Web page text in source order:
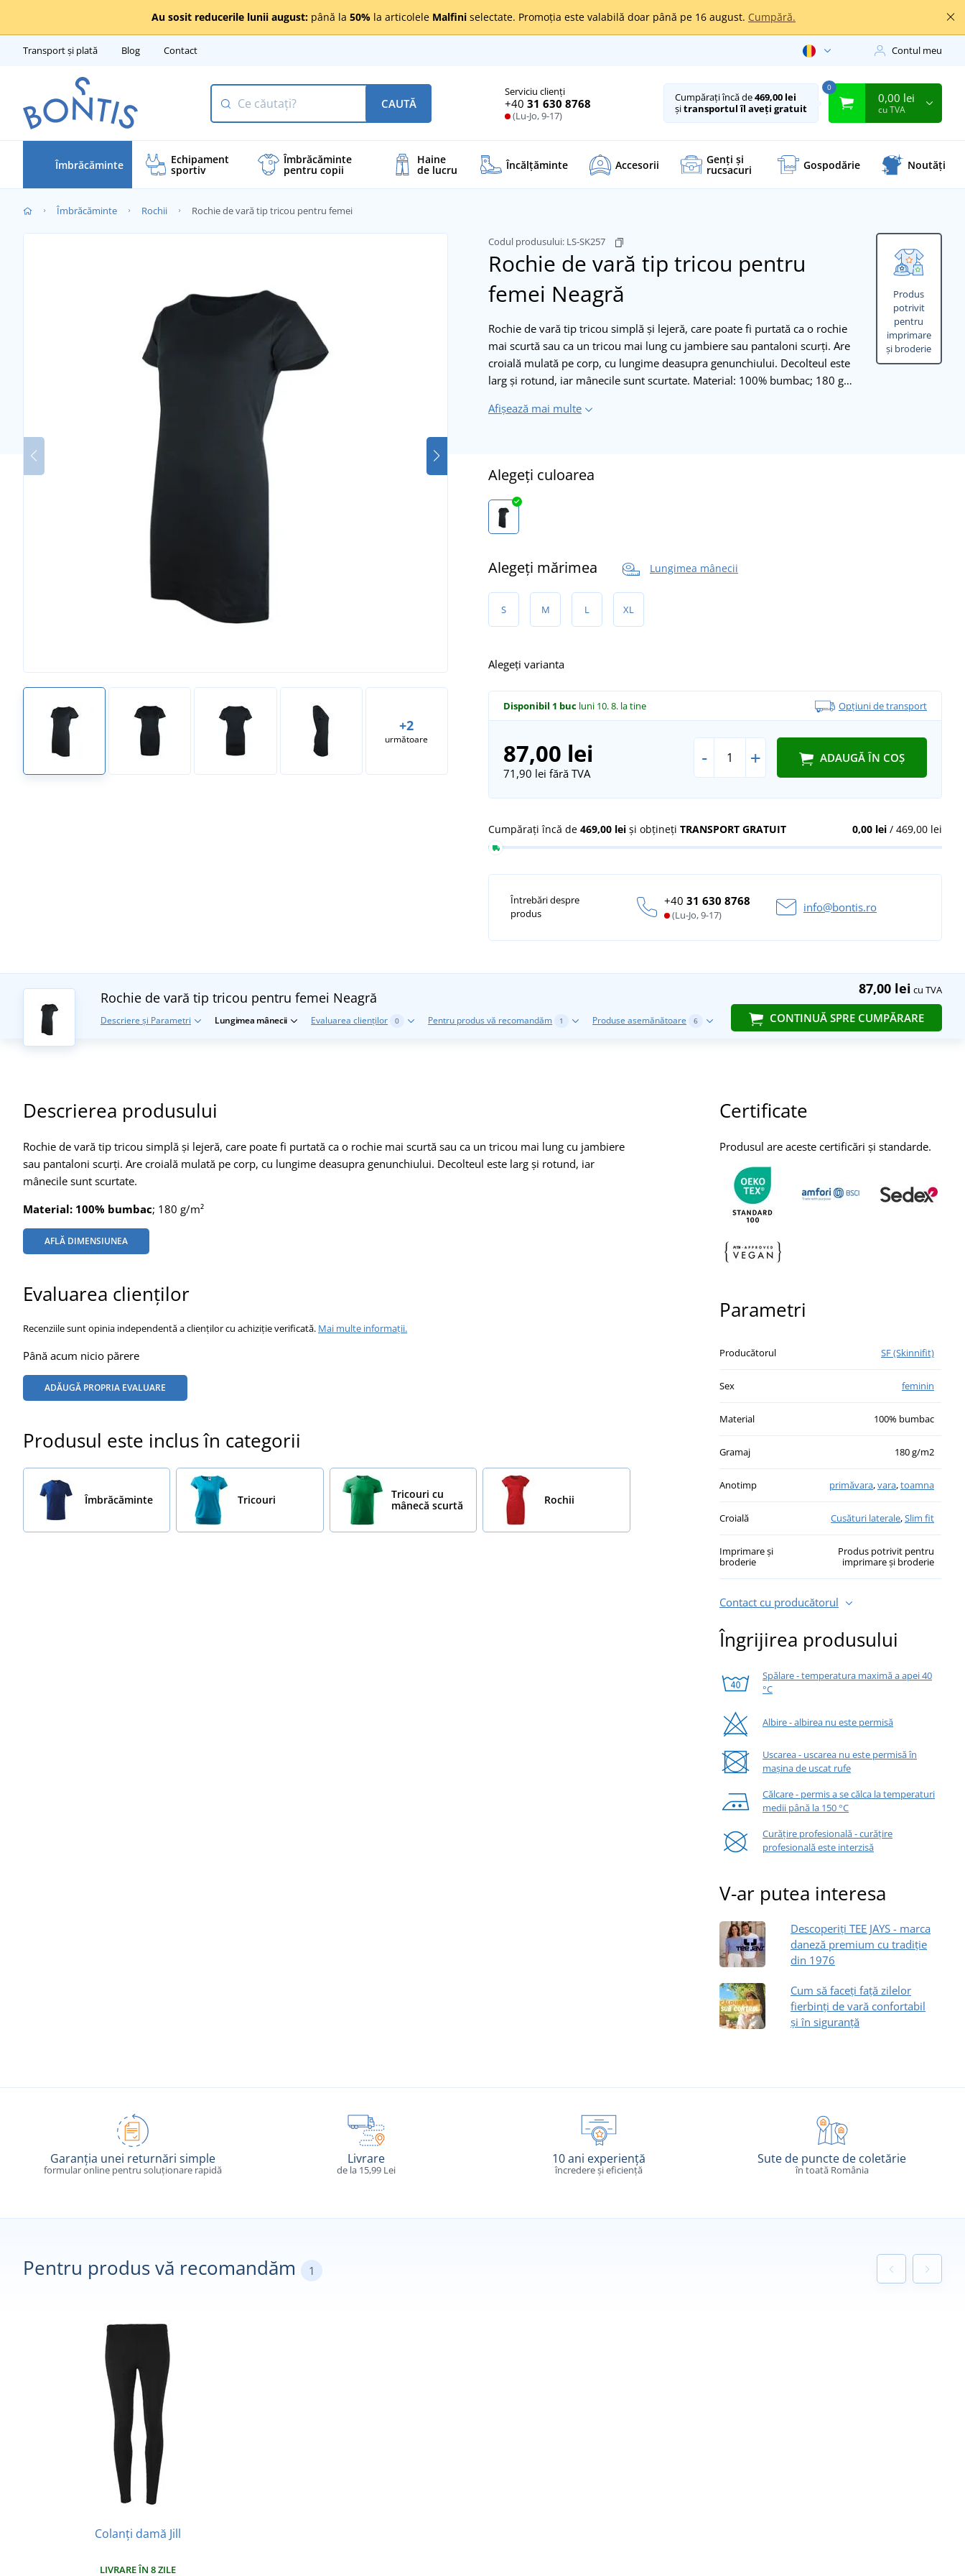
Au sosit reducerile lunii august: până la 50% la articolele Malfini selectate. Promoția este valabilă doar până pe 16 august. Cumpără.
Transport și plată Blog Contact Contul meu
Serviciu clienți
+40 31 630 8768
(Lu-Jo, 9-17)
CAUTĂ Cumpărați încă de469,00 lei
șitransportul îl aveți gratuit
0
0,00 lei
cu TVA
Îmbrăcăminte Echipament
sportiv
Îmbrăcăminte
pentru copii
Haine
de lucru Încălţăminte Accesorii Genți și
rucsacuri Gospodărie Noutăți
Îmbrăcăminte Rochii Rochie de vară tip tricou pentru femei
Produs
potrivit
pentru
imprimare
și broderie
Codul produsului: LS-SK257
Rochie de vară tip tricou pentru
femei Neagră
+2
următoare
Rochie de vară tip tricou simplă și lejeră, care poate fi purtată ca o rochie
mai scurtă sau ca un tricou mai lung cu jambiere sau pantaloni scurți. Are
croială mulată pe corp, cu lungime deasupra genunchiului. Decolteul este
larg și rotund, iar mânecile sunt scurtate. Material: 100% bumbac; 180 g…
Afișează mai multe
Alegeți culoarea
Alegeți mărimea Lungimea mânecii
S M L XL
Alegeți varianta
Disponibil 1 buc luni 10. 8. la tine Opțiuni de transport
87,00 lei
71,90 lei fără TVA
- + ADAUGĂ ÎN COȘ
0,00 lei/ 469,00 lei
Cumpărați încă de 469,00 lei și obțineți TRANSPORT GRATUIT
Întrebări despre
produs
+40 31 630 8768
(Lu-Jo, 9-17)
info@bontis.ro
87,00 lei cu TVA
CONTINUĂ SPRE CUMPĂRARE
Rochie de vară tip tricou pentru femei Neagră
Descriere și Parametri Lungimea mânecii Evaluarea clienților 0 Pentru produs vă recomandăm 1 Produse asemănătoare 6
Descrierea produsului
Rochie de vară tip tricou simplă și lejeră, care poate fi purtată ca o rochie mai scurtă sau ca un tricou mai lung cu jambiere
sau pantaloni scurți. Are croială mulată pe corp, cu lungime deasupra genunchiului. Decolteul este larg și rotund, iar
mânecile sunt scurtate.
Material: 100% bumbac; 180 g/m²
AFLĂ DIMENSIUNEA
Evaluarea clienților
Recenziile sunt opinia independentă a clienților cu achiziție verificată. Mai multe informații.
Până acum nicio părere
ADĂUGĂ PROPRIA EVALUARE
Produsul este inclus în categorii
Îmbrăcăminte Tricouri
Tricouri cu
mânecă scurtă
Rochii
Certificate
Produsul are aceste certificări și standarde.
Parametri
Producătorul SF (Skinnifit)
Sex feminin
Material 100% bumbac
Gramaj 180 g/m2
Anotimp primăvara,vara,toamna
Croială Cusături laterale,Slim fit
Imprimare și
broderie
Produs potrivit pentru
imprimare și broderie
Contact cu producătorul
Îngrijirea produsului
Spălare - temperatura maximă a apei 40
°C
Albire - albirea nu este permisă
Uscarea - uscarea nu este permisă în
mașina de uscat rufe
Călcare - permis a se călca la temperaturi
medii până la 150 °C
Curățire profesională - curățire
profesională este interzisă
V-ar putea interesa
Descoperiți TEE JAYS - marca
daneză premium cu tradiție
din 1976
Cum să faceți față zilelor
fierbinți de vară confortabil
și în siguranță
Garanția unei returnări simple
formular online pentru soluționare rapidă
Livrare
de la 15,99 Lei
10 ani experiență
încredere și eficiență
Sute de puncte de coletărie
în toată România
Pentru produs vă recomandăm 1
Colanți damă Jill
LIVRARE ÎN 8 ZILE